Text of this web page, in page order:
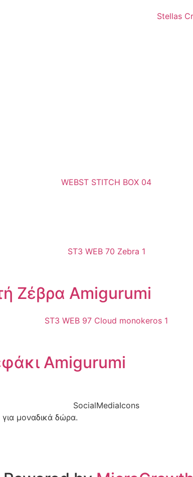
Ζέβρα Amigurumi
Amigurumi
μοναδικά δώρα.